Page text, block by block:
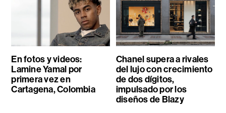
En fotos y videos:
Lamine Yamal por
primera vez en
Cartagena, Colombia
Chanel supera a rivales
del lujo con crecimiento
de dos dígitos,
impulsado por los
diseños de Blazy